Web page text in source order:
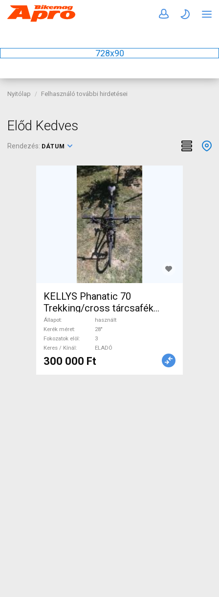
728x90
Nyitólap Felhasználó további hirdetései
Előd Kedves
Rendezés: DÁTUM
KELLYS Phanatic 70
Trekking/cross tárcsafék
használt ELADÓ
Állapot
használt
Kerék méret
28"
Fokozatok elöl
3
Keres / Kínál
ELADÓ
300 000 Ft